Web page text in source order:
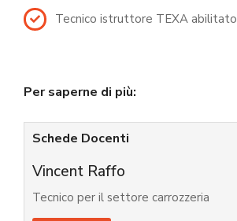
Tecnico istruttore TEXA abilitato
Per saperne di più:
Schede Docenti
Vincent Raffo
Tecnico per il settore carrozzeria